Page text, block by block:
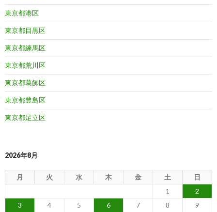
東京都港区
東京都目黒区
東京都練馬区
東京都荒川区
東京都葛飾区
東京都豊島区
東京都足立区
2026年8月
月 火 水 木 金 土
日
1
2
3
4 5 6 7 8 9